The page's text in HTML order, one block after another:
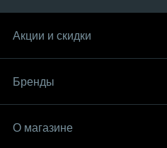
Акции и скидки
Бренды
О магазине